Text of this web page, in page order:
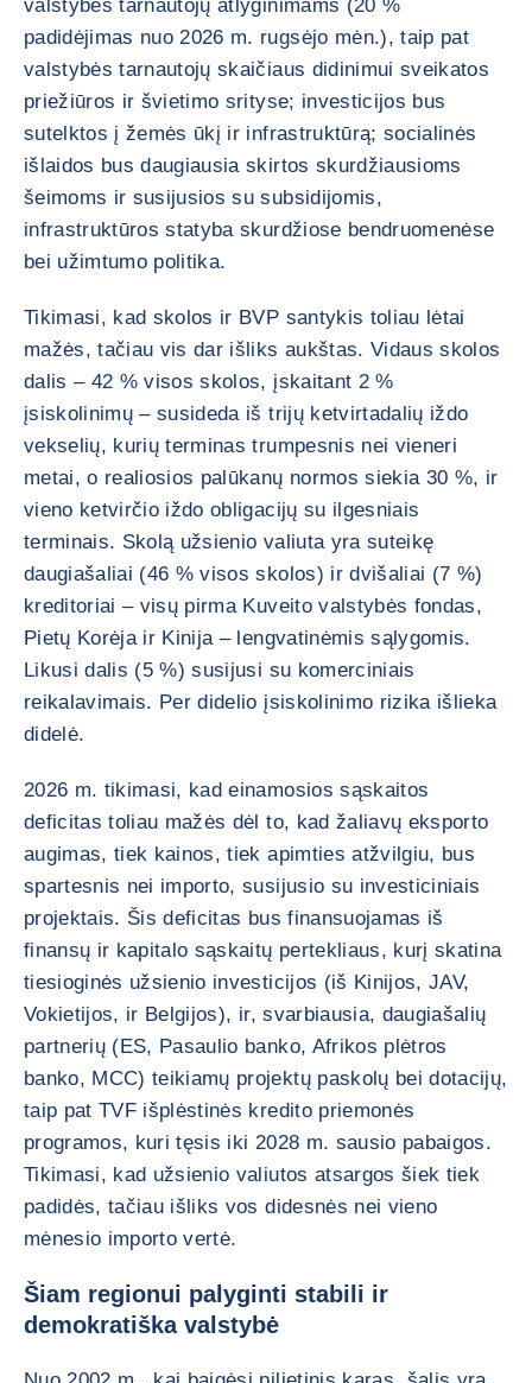
valstybės tarnautojų atlyginimams (20 %
padidėjimas nuo 2026 m. rugsėjo mėn.), taip pat
valstybės tarnautojų skaičiaus didinimui sveikatos
priežiūros ir švietimo srityse; investicijos bus
sutelktos į žemės ūkį ir infrastruktūrą; socialinės
išlaidos bus daugiausia skirtos skurdžiausioms
šeimoms ir susijusios su subsidijomis,
infrastruktūros statyba skurdžiose bendruomenėse
bei užimtumo politika.
Tikimasi, kad skolos ir BVP santykis toliau lėtai
mažės, tačiau vis dar išliks aukštas. Vidaus skolos
dalis – 42 % visos skolos, įskaitant 2 %
įsiskolinimų – susideda iš trijų ketvirtadalių iždo
vekselių, kurių terminas trumpesnis nei vieneri
metai, o realiosios palūkanų normos siekia 30 %, ir
vieno ketvirčio iždo obligacijų su ilgesniais
terminais. Skolą užsienio valiuta yra suteikę
daugiašaliai (46 % visos skolos) ir dvišaliai (7 %)
kreditoriai – visų pirma Kuveito valstybės fondas,
Pietų Korėja ir Kinija – lengvatinėmis sąlygomis.
Likusi dalis (5 %) susijusi su komerciniais
reikalavimais. Per didelio įsiskolinimo rizika išlieka
didelė.
2026 m. tikimasi, kad einamosios sąskaitos
deficitas toliau mažės dėl to, kad žaliavų eksporto
augimas, tiek kainos, tiek apimties atžvilgiu, bus
spartesnis nei importo, susijusio su investiciniais
projektais. Šis deficitas bus finansuojamas iš
finansų ir kapitalo sąskaitų pertekliaus, kurį skatina
tiesioginės užsienio investicijos (iš Kinijos, JAV,
Vokietijos, ir Belgijos), ir, svarbiausia, daugiašalių
partnerių (ES, Pasaulio banko, Afrikos plėtros
banko, MCC) teikiamų projektų paskolų bei dotacijų,
taip pat TVF išplėstinės kredito priemonės
programos, kuri tęsis iki 2028 m. sausio pabaigos.
Tikimasi, kad užsienio valiutos atsargos šiek tiek
padidės, tačiau išliks vos didesnės nei vieno
mėnesio importo vertė.
Šiam regionui palyginti stabili ir
demokratiška valstybė